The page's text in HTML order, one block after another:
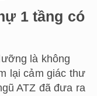
1 tầng có
là không
lại cảm giác thư
ATZ đã đưa ra